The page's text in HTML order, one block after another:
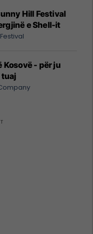
Hill Festival
e Shell-it
Kosovë - për ju
tuaj